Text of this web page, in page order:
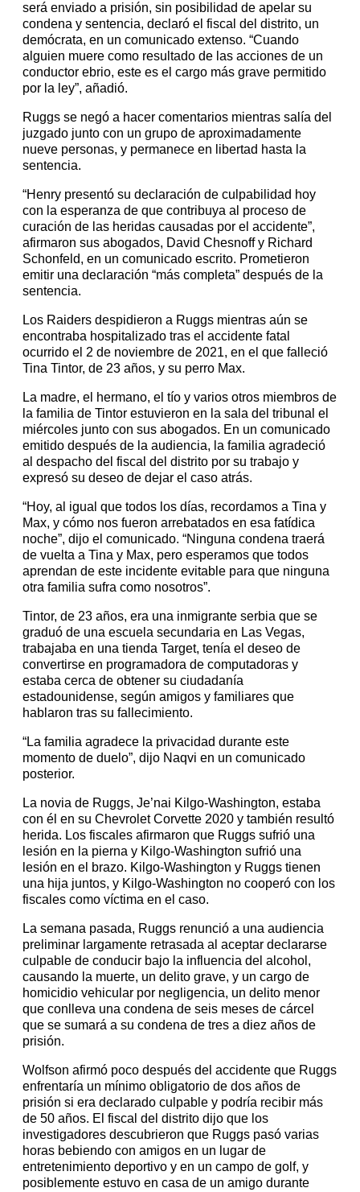
será enviado a prisión, sin posibilidad de apelar su
condena y sentencia, declaró el fiscal del distrito, un
demócrata, en un comunicado extenso. “Cuando
alguien muere como resultado de las acciones de un
conductor ebrio, este es el cargo más grave permitido
por la ley”, añadió.
Ruggs se negó a hacer comentarios mientras salía del
juzgado junto con un grupo de aproximadamente
nueve personas, y permanece en libertad hasta la
sentencia.
“Henry presentó su declaración de culpabilidad hoy
con la esperanza de que contribuya al proceso de
curación de las heridas causadas por el accidente”,
afirmaron sus abogados, David Chesnoff y Richard
Schonfeld, en un comunicado escrito. Prometieron
emitir una declaración “más completa” después de la
sentencia.
Los Raiders despidieron a Ruggs mientras aún se
encontraba hospitalizado tras el accidente fatal
ocurrido el 2 de noviembre de 2021, en el que falleció
Tina Tintor, de 23 años, y su perro Max.
La madre, el hermano, el tío y varios otros miembros de
la familia de Tintor estuvieron en la sala del tribunal el
miércoles junto con sus abogados. En un comunicado
emitido después de la audiencia, la familia agradeció
al despacho del fiscal del distrito por su trabajo y
expresó su deseo de dejar el caso atrás.
“Hoy, al igual que todos los días, recordamos a Tina y
Max, y cómo nos fueron arrebatados en esa fatídica
noche”, dijo el comunicado. “Ninguna condena traerá
de vuelta a Tina y Max, pero esperamos que todos
aprendan de este incidente evitable para que ninguna
otra familia sufra como nosotros”.
Tintor, de 23 años, era una inmigrante serbia que se
graduó de una escuela secundaria en Las Vegas,
trabajaba en una tienda Target, tenía el deseo de
convertirse en programadora de computadoras y
estaba cerca de obtener su ciudadanía
estadounidense, según amigos y familiares que
hablaron tras su fallecimiento.
“La familia agradece la privacidad durante este
momento de duelo”, dijo Naqvi en un comunicado
posterior.
La novia de Ruggs, Je’nai Kilgo-Washington, estaba
con él en su Chevrolet Corvette 2020 y también resultó
herida. Los fiscales afirmaron que Ruggs sufrió una
lesión en la pierna y Kilgo-Washington sufrió una
lesión en el brazo. Kilgo-Washington y Ruggs tienen
una hija juntos, y Kilgo-Washington no cooperó con los
fiscales como víctima en el caso.
La semana pasada, Ruggs renunció a una audiencia
preliminar largamente retrasada al aceptar declararse
culpable de conducir bajo la influencia del alcohol,
causando la muerte, un delito grave, y un cargo de
homicidio vehicular por negligencia, un delito menor
que conlleva una condena de seis meses de cárcel
que se sumará a su condena de tres a diez años de
prisión.
Wolfson afirmó poco después del accidente que Ruggs
enfrentaría un mínimo obligatorio de dos años de
prisión si era declarado culpable y podría recibir más
de 50 años. El fiscal del distrito dijo que los
investigadores descubrieron que Ruggs pasó varias
horas bebiendo con amigos en un lugar de
entretenimiento deportivo y en un campo de golf, y
posiblemente estuvo en casa de un amigo durante